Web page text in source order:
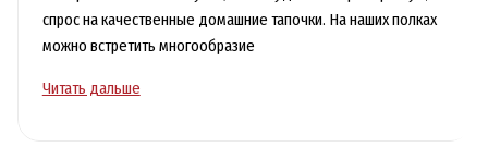
спрос на качественные домашние тапочки. На наших полках
можно встретить многообразие
Тапки
Читать дальше